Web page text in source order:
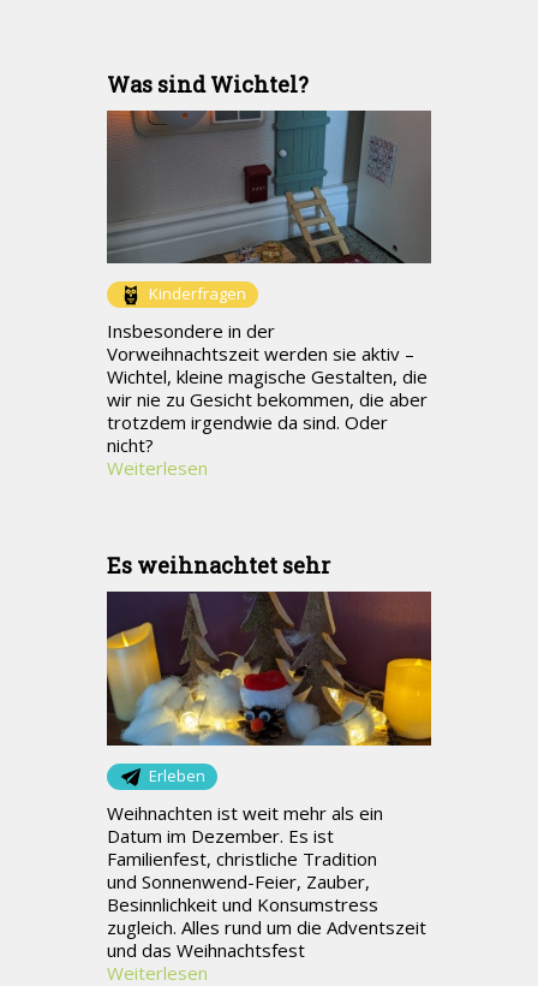
Was sind Wichtel?
Kinderfragen
Insbesondere in der
Vorweihnachtszeit werden sie aktiv –
Wichtel, kleine magische Gestalten, die
wir nie zu Gesicht bekommen, die aber
trotzdem irgendwie da sind. Oder
nicht?
Weiterlesen
Es weihnachtet sehr
Erleben
Weihnachten ist weit mehr als ein
Datum im Dezember. Es ist
Familienfest, christliche Tradition
und Sonnenwend-Feier, Zauber,
Besinnlichkeit und Konsumstress
zugleich. Alles rund um die Adventszeit
und das Weihnachtsfest
Weiterlesen